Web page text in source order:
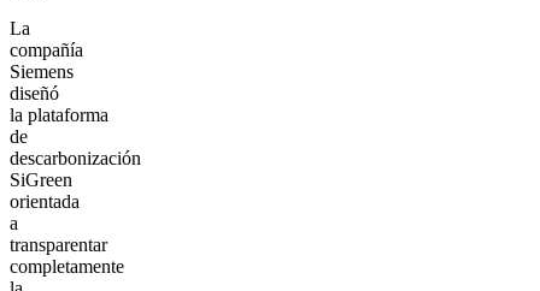
La
compañía
Siemens
diseñó
la plataforma
de
descarbonización
SiGreen
orientada
a
transparentar
completamente